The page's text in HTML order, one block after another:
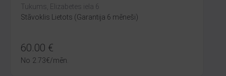
Tukums, Elizabetes iela 6
Stāvoklis Lietots (Garantija 6 mēneši)
60.00 €
No 2.73€/mēn.